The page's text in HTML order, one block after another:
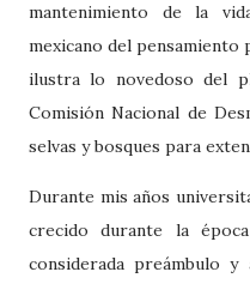
mantenimiento de la
mexicano del pensamiento
ilustra lo novedoso del
Comisión Nacional de
selvas y bosques para
Durante mis años
crecido durante la
considerada preámbulo